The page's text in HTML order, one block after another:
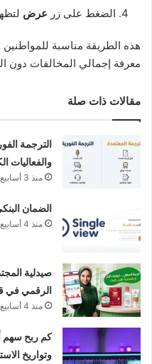
الضغط على زر عرض
هذه الطريقة مناسبة
معرفة إجمالي المخالفات دون
مقالات ذات صلة
الترجمة
والفعاليات
منذ 3 أسابيع
الضمان
منذ 4 أسابيع
صيدلية
الرقمي في
منذ 4 أسابيع
وتواريخ